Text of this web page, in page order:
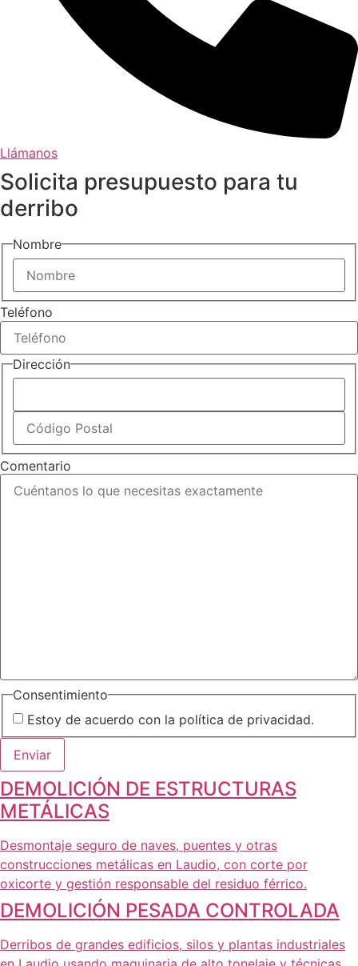
Llámanos
Solicita presupuesto para tu
derribo
Nombre
Nombre
Teléfono
Dirección
Ciudad
ZIP
/
Código
Postal
Comentario
Consentimiento
Estoy de acuerdo con la política de privacidad.
DEMOLICIÓN DE ESTRUCTURAS
METÁLICAS
Desmontaje seguro de naves, puentes y otras
construcciones metálicas en Laudio, con corte por
oxicorte y gestión responsable del residuo férrico.
DEMOLICIÓN PESADA CONTROLADA
Derribos de grandes edificios, silos y plantas industriales